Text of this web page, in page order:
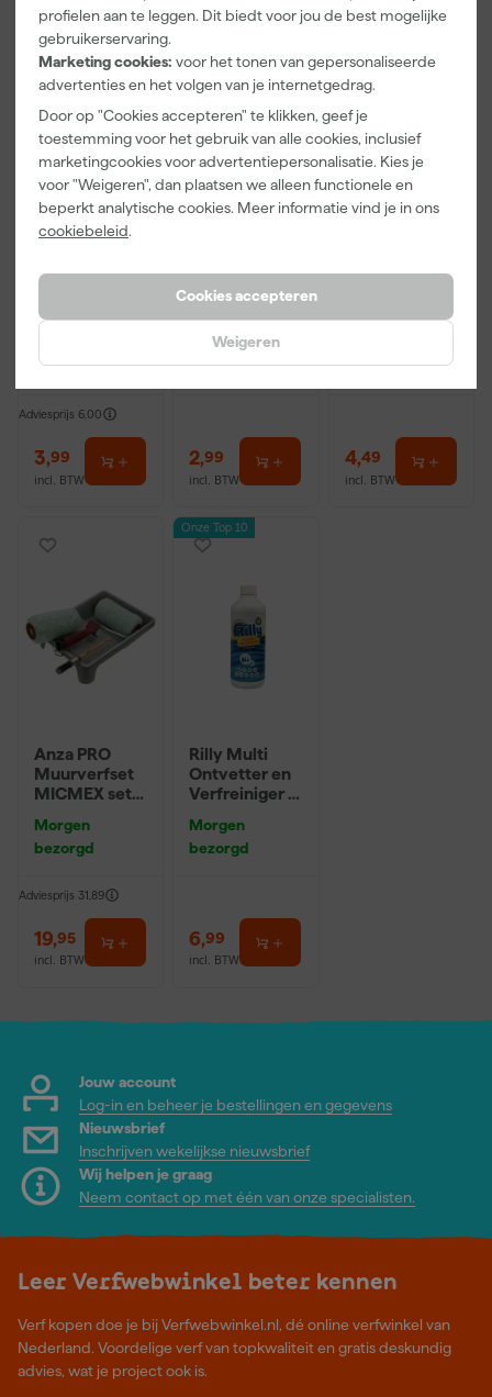
profielen aan te leggen. Dit biedt voor jou de best mogelijke
gebruikerservaring.
Marketing cookies: voor het tonen van gepersonaliseerde
advertenties en het volgen van je internetgedrag.
Door op "Cookies accepteren" te klikken, geef je
toestemming voor het gebruik van alle cookies, inclusief
marketingcookies voor advertentiepersonalisatie. Kies je
voor "Weigeren", dan plaatsen we alleen functionele en
beperkt analytische cookies. Meer informatie vind je in ons
cookiebeleid.
Cookies accepteren
Weigeren
Vaak gekocht met
Paintura
Washi tape -
bezorgd
Adviesprijs 6,00
3,99
incl. BTW
Go!Paint
Economy S
10cm Roller -
15 x 32 cm + 5
Morgen
bezorgd
2,99
incl. BTW
Go!Paint
bezorgd
4,49
incl. BTW
Anza PRO
Muurverfset
MICMEX set
Morgen
bezorgd
Adviesprijs 31,89
19,95
incl. BTW
Onze Top 10
Rilly Multi
Ontvetter en
Verfreiniger –
Morgen
bezorgd
6,99
incl. BTW
Jouw account
Log-in en beheer je bestellingen en gegevens
Nieuwsbrief
Inschrijven wekelijkse nieuwsbrief
Wij helpen je graag
Neem contact op met één van onze specialisten.
Leer Verfwebwinkel beter kennen
Verf kopen doe je bij Verfwebwinkel.nl, dé online verfwinkel van
Nederland. Voordelige verf van topkwaliteit en gratis deskundig
advies, wat je project ook is.